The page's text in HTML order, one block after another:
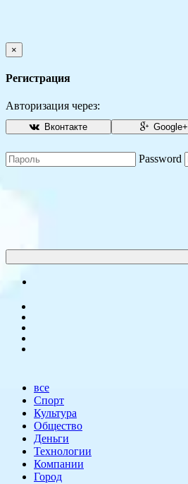
×
Регистрация
Авторизация через:
Вконтакте Google+
Password
все
Спорт
Культура
Общество
Деньги
Технологии
Компании
Город